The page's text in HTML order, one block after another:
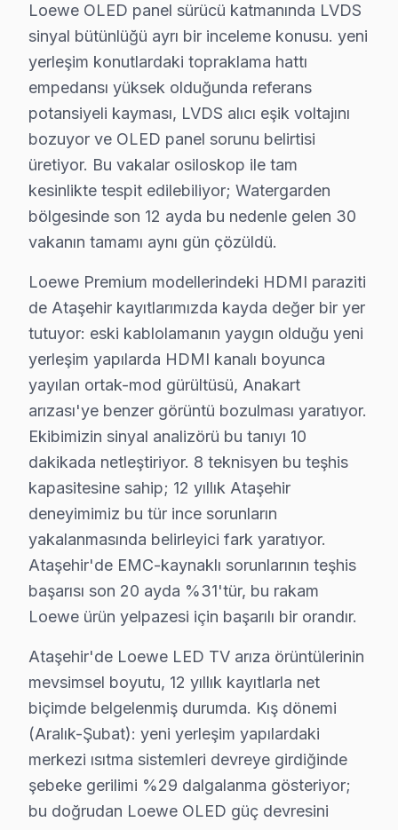
Ataşehir Loewe TV Arızaları – Televizyonunuz
Loewe televizyonunuz beklenmedik bir anda arıza
Loewe panel'lerde gözlemlenen başlıca teknik
• Ataşehir'de Ekran Arızaları: Panel çizgisi, renk
• Ataşehir'de Güç Sorunları: Kırmızı ışık yanıp
• Ataşehir'de Ses Arızaları: Hoparlör bozukluğu, ses
• Ataşehir'de Kart Arızaları: T-Con kartı, power
• Ataşehir'de Yazılım Sorunları: Uygulama
• Ataşehir'de Bağlantı Sorunları: HDMI algılanmıyor,
Chip-level tamir kapasitemizle Ataşehir'deki bu
Neden Ataşehir'de Loewe teknik desteği
Ataşehir Loewe TV Ekran Anakart Profesyonel Servis ve Tamir
Ataşehir'da Loewe televizyon paneli'niz
• Ataşehir'de 25+ sertifikalı teknisyen Loewe
• Ataşehir'de sadece orijinal parça kullanıyoruz.
• Chip-level tamir için osiloskop, ESR ve termal
Bunu bilmek işinize yarar:, İstanbul Finans Merkezi,
Loewe TV Duvar Montajı – Ataşehir
Ataşehir'da satın aldığınız Loewe televizyonun
Kurulum sürecimiz:
• Ataşehir servisimizde duvar tipi braket seçimi ve
• Ataşehir'de ses sistemi entegrasyonu (soundbar, ev
• Ataşehir servisimizde uydu/kablo alıcısı bağlantısı
• Ataşehir'de Smart televizyon ünitesi uygulama
Doğru montaj, Loewe panel'nizin performansını
Loewe TV Periyodik Bakımı – Ataşehir
Loewe OLED panel sürücü katmanında LVDS
sinyal bütünlüğü ayrı bir inceleme konusu. yeni
yerleşim konutlardaki topraklama hattı
empedansı yüksek olduğunda referans
potansiyeli kayması, LVDS alıcı eşik voltajını
bozuyor ve OLED panel sorunu belirtisi
üretiyor. Bu vakalar osiloskop ile tam
kesinlikte tespit edilebiliyor; Watergarden
bölgesinde son 12 ayda bu nedenle gelen 30
vakanın tamamı aynı gün çözüldü.
Loewe Premium modellerindeki HDMI paraziti
de Ataşehir kayıtlarımızda kayda değer bir yer
tutuyor: eski kablolamanın yaygın olduğu yeni
yerleşim yapılarda HDMI kanalı boyunca
yayılan ortak-mod gürültüsü, Anakart
arızası'ye benzer görüntü bozulması yaratıyor.
Ekibimizin sinyal analizörü bu tanıyı 10
dakikada netleştiriyor. 8 teknisyen bu teşhis
kapasitesine sahip; 12 yıllık Ataşehir
deneyimimiz bu tür ince sorunların
yakalanmasında belirleyici fark yaratıyor.
Ataşehir'de EMC-kaynaklı sorunlarının teşhis
başarısı son 20 ayda %31'tür, bu rakam
Loewe ürün yelpazesi için başarılı bir orandır.
Ataşehir'de Loewe LED TV arıza örüntülerinin
mevsimsel boyutu, 12 yıllık kayıtlarla net
biçimde belgelenmiş durumda. Kış dönemi
(Aralık-Şubat): yeni yerleşim yapılardaki
merkezi ısıtma sistemleri devreye girdiğinde
şebeke gerilimi %29 dalgalanma gösteriyor;
bu doğrudan Loewe OLED güç devresini